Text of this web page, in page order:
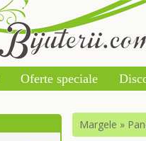
Oferte speciale
Margele »